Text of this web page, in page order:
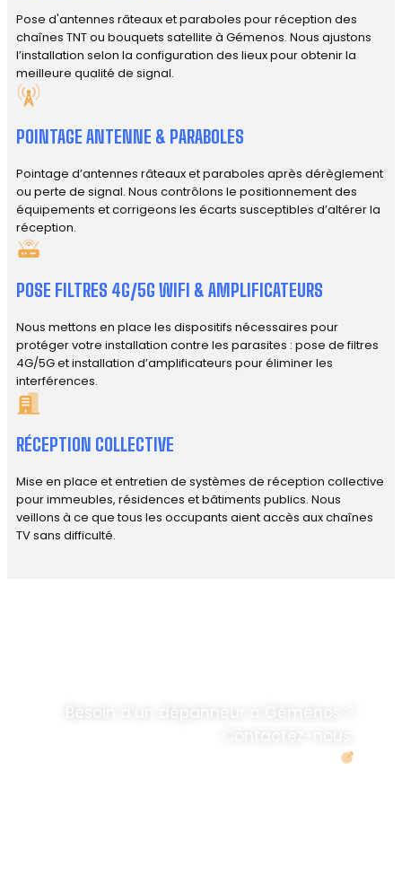
Pose d'antennes râteaux et paraboles pour réception des
chaînes TNT ou bouquets satellite à Gémenos. Nous ajustons
l’installation selon la configuration des lieux pour obtenir la
meilleure qualité de signal.
POINTAGE ANTENNE & PARABOLES
Pointage d’antennes râteaux et paraboles après dérèglement
ou perte de signal. Nous contrôlons le positionnement des
équipements et corrigeons les écarts susceptibles d’altérer la
réception.
POSE FILTRES 4G/5G WIFI & AMPLIFICATEURS
Nous mettons en place les dispositifs nécessaires pour
protéger votre installation contre les parasites : pose de filtres
4G/5G et installation d’amplificateurs pour éliminer les
interférences.
RÉCEPTION COLLECTIVE
Mise en place et entretien de systèmes de réception collective
pour immeubles, résidences et bâtiments publics. Nous
veillons à ce que tous les occupants aient accès aux chaînes
TV sans difficulté.
Besoin d’un dépanneur à Gémenos ?